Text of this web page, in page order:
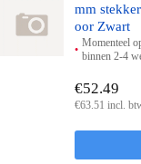
mm
oor Zwart
Momenteel
binnen 2-4
€52.49
€63.51 incl.